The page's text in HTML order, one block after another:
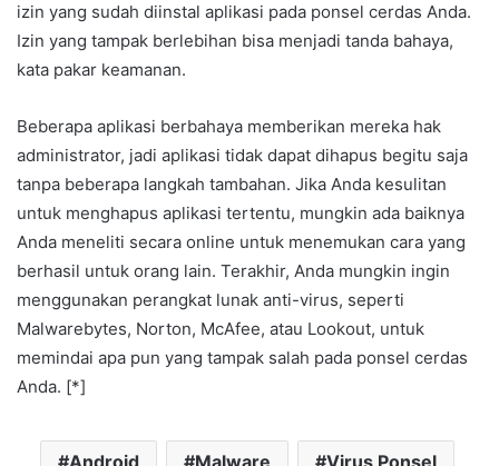
izin yang sudah diinstal aplikasi pada ponsel cerdas Anda.
Izin yang tampak berlebihan bisa menjadi tanda bahaya,
kata pakar keamanan.
Beberapa aplikasi berbahaya memberikan mereka hak
administrator, jadi aplikasi tidak dapat dihapus begitu saja
tanpa beberapa langkah tambahan. Jika Anda kesulitan
untuk menghapus aplikasi tertentu, mungkin ada baiknya
Anda meneliti secara online untuk menemukan cara yang
berhasil untuk orang lain. Terakhir, Anda mungkin ingin
menggunakan perangkat lunak anti-virus, seperti
Malwarebytes, Norton, McAfee, atau Lookout, untuk
memindai apa pun yang tampak salah pada ponsel cerdas
Anda. [*]